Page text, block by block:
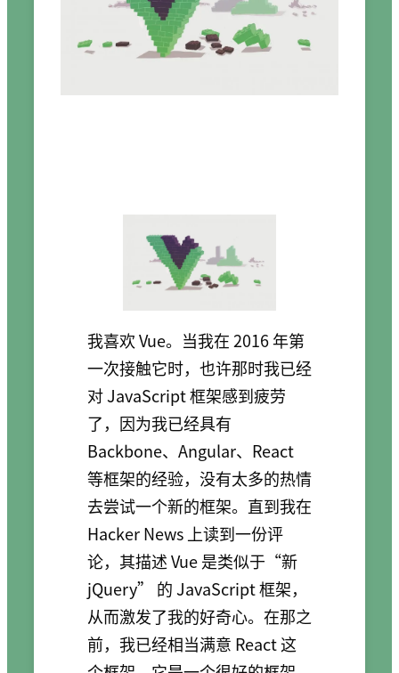
我喜欢 Vue。当我在 2016 年第
一次接触它时，也许那时我已经
对 JavaScript 框架感到疲劳
了，因为我已经具有
Backbone、Angular、React
等框架的经验，没有太多的热情
去尝试一个新的框架。直到我在
Hacker News 上读到一份评
论，其描述 Vue 是类似于“新
jQuery” 的 JavaScript 框架，
从而激发了我的好奇心。在那之
前，我已经相当满意 React 这